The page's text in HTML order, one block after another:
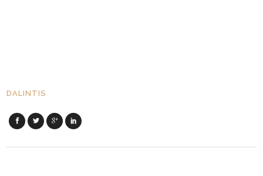
DALINTIS